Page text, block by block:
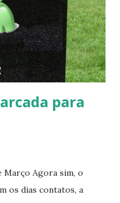
para
Março Agora sim, o
os dias contatos, a